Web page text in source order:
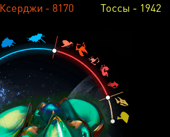
Ксерджи - 8170 Тоссы - 1942